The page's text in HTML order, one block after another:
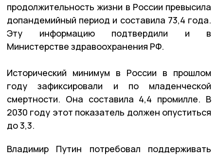
продолжительность жизни в России превысила
допандемийный период и составила 73,4 года.
Эту информацию подтвердили и в
Министерстве здравоохранения РФ.
Исторический минимум в России в прошлом
году зафиксировали и по младенческой
смертности. Она составила 4,4 промилле. В
2030 году этот показатель должен опуститься
до 3,3.
Владимир Путин потребовал поддерживать